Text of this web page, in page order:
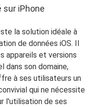
sur iPhone
la solution idéale à
de données iOS. Il
appareils et versions
dans son domaine,
à ses utilisateurs un
qui ne nécessite
l'utilisation de ses